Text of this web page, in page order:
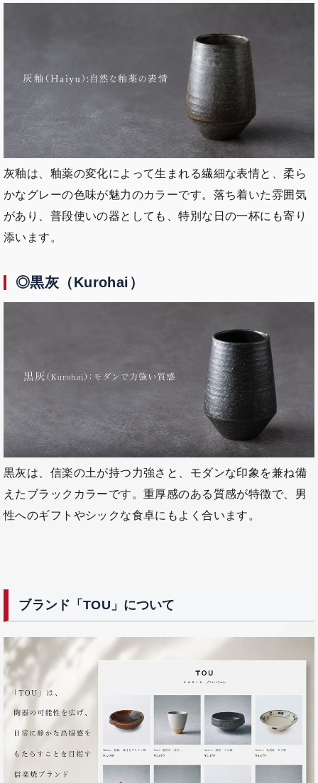
灰釉は、釉薬の変化によって生まれる繊細な表情と、柔ら
かなグレーの色味が魅力のカラーです。落ち着いた雰囲気
があり、普段使いの器としても、特別な日の一杯にも寄り
添います。
◎黒灰（Kurohai）
黒灰は、信楽の土が持つ力強さと、モダンな印象を兼ね備
えたブラックカラーです。重厚感のある質感が特徴で、男
性へのギフトやシックな食卓にもよく合います。
ブランド「TOU」について